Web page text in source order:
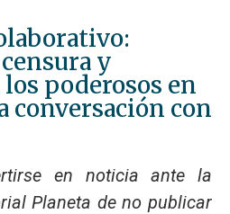
y
poderosos en
conversación con
en noticia ante la
Planeta de no publicar